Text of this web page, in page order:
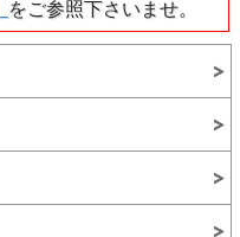
をご参照下さいませ。